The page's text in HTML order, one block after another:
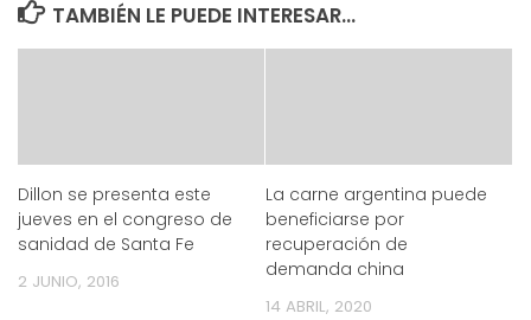
TAMBIÉN LE PUEDE INTERESAR...
Dillon se presenta este
jueves en el congreso de
sanidad de Santa Fe
2 JUNIO, 2016
La carne argentina puede
beneficiarse por
recuperación de
demanda china
14 ABRIL, 2020